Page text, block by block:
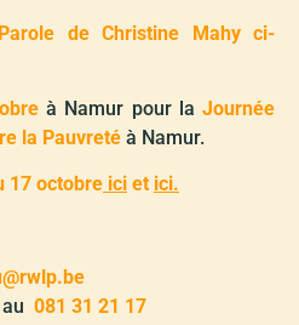
de Christine Mahy ci-
à Namur pour laJournée
la Pauvreté à Namur.
17 octobre ici et ici.
081 31 21 17